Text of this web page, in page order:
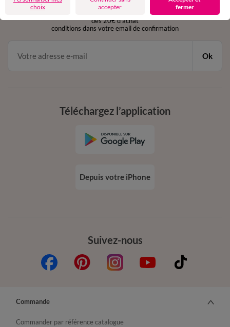
en vous inscrivant à la newsletter
dès 20€ d’achat
conditions dans votre email de confirmation
Ok
Suivez-nous
Téléchargez l’application
Depuis votre iPhone
Commande
Commander par référence catalogue
choix
accepter
fermer